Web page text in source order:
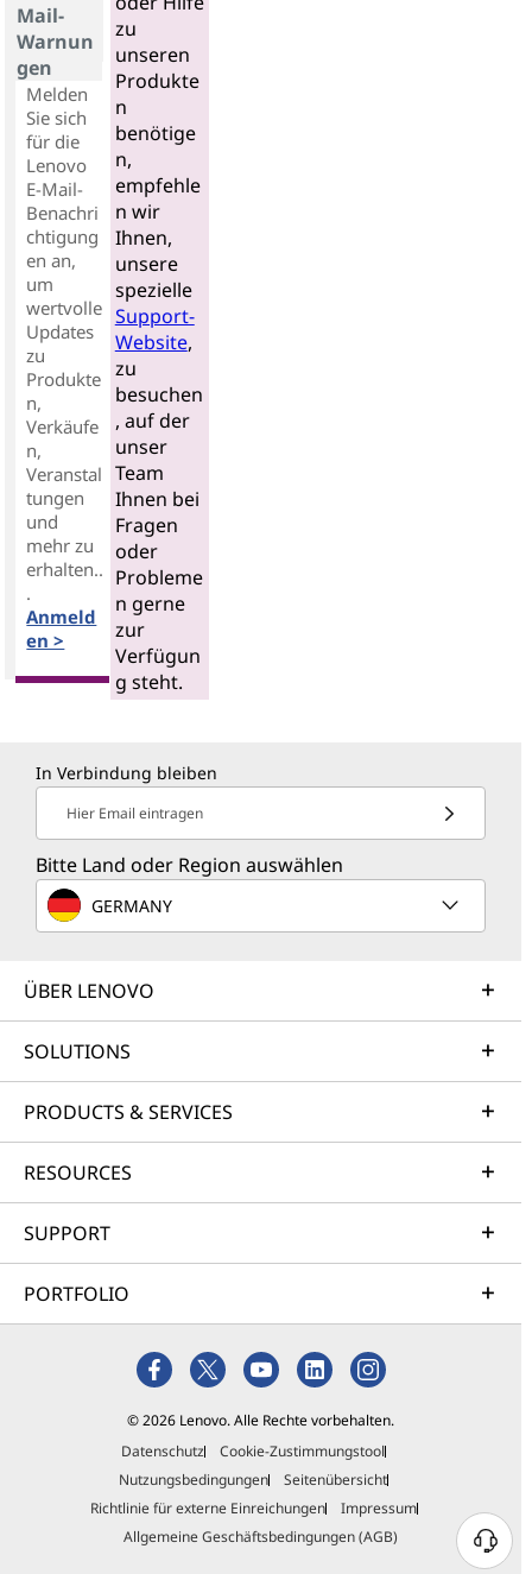
Mail-
Warnun
gen
Melden
Sie sich
für die
Lenovo
E-Mail-
Benachri
chtigung
en an,
um
wertvolle
Updates
zu
Produkte
n,
Verkäufe
n,
Veranstal
tungen
und
mehr zu
erhalten..
.
Anmeld
en >
zu
unseren
Produkte
n
benötige
n,
empfehle
n wir
Ihnen,
unsere
spezielle
Support-
Website,
zu
besuchen
, auf der
unser
Team
Ihnen bei
Fragen
oder
Probleme
n gerne
zur
Verfügun
g steht.
In Verbindung bleiben
Hier Email eintragen
Bitte Land oder Region auswählen
GERMANY
ÜBER LENOVO
SOLUTIONS
PRODUCTS & SERVICES
RESOURCES
SUPPORT
PORTFOLIO
© 2026 Lenovo. Alle Rechte vorbehalten.
Datenschutz
Cookie-Zustimmungstool
Nutzungsbedingungen
Seitenübersicht
Richtlinie für externe Einreichungen
Impressum
Allgemeine Geschäftsbedingungen (AGB)